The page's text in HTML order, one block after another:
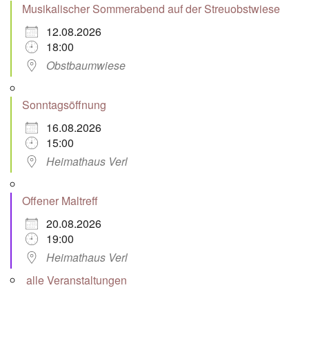
Musikalischer Sommerabend auf der Streuobstwiese
12.08.2026
18:00
Obstbaumwiese
Sonntagsöffnung
16.08.2026
15:00
Heimathaus Verl
Offener Maltreff
20.08.2026
19:00
Heimathaus Verl
alle Veranstaltungen